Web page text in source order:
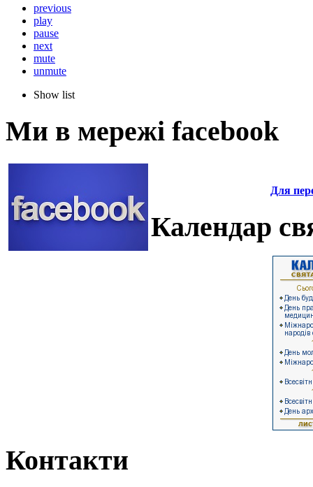
previous
play
pause
next
mute
unmute
Show list
Ми в мережі facebook
Для
Календар
Контакти